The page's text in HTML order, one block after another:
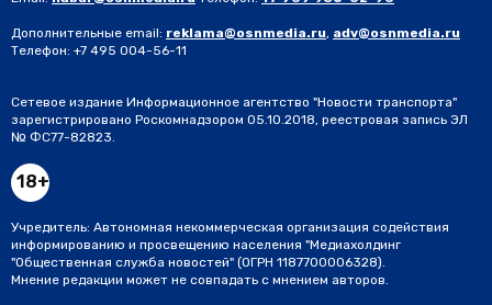
Дополнительные email: reklama@osnmedia.ru, adv@osnmedia.ru
Телефон: +7 495 004-56-11
Сетевое издание Информационное агентство "Новости транспорта"
зарегистрировано Роскомнадзором 05.10.2018, реестровая запись ЭЛ
№ ФС77-82823.
18+
Учредитель: Автономная некоммерческая организация содействия
информированию и просвещению населения "Медиахолдинг
"Общественная служба новостей" (ОГРН 1187700006328).
Мнение редакции может не совпадать с мнением авторов.